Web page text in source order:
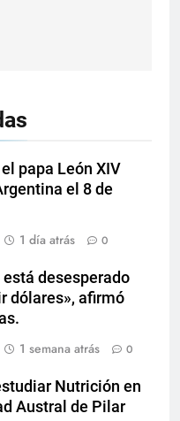
papa León XIV
el 8 de
1 día atrás 0
está desesperado
dólares», afirmó
1 semana atrás 0
Nutrición en
Austral de Pilar